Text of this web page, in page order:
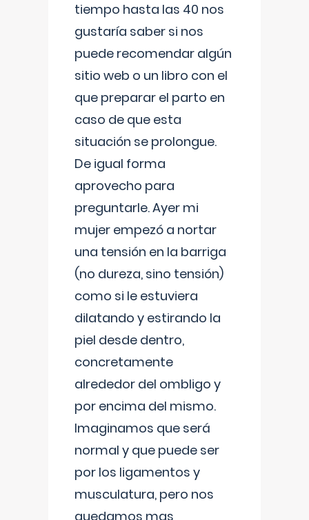
tiempo hasta las 40 nos
gustaría saber si nos
puede recomendar algún
sitio web o un libro con el
que preparar el parto en
caso de que esta
situación se prolongue.
De igual forma
aprovecho para
preguntarle. Ayer mi
mujer empezó a nortar
una tensión en la barriga
(no dureza, sino tensión)
como si le estuviera
dilatando y estirando la
piel desde dentro,
concretamente
alrededor del ombligo y
por encima del mismo.
Imaginamos que será
normal y que puede ser
por los ligamentos y
musculatura, pero nos
quedamos mas